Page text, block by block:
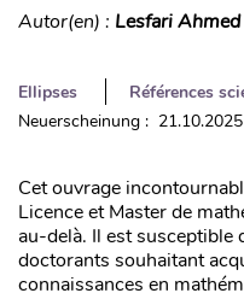
Autor(en) : Lesfari Ahmed
Ellipses
Références
Neuerscheinung : 21.10.2025
Cet ouvrage
Licence et Master de
au-delà. Il est susceptible
doctorants souhaitant
connaissances en